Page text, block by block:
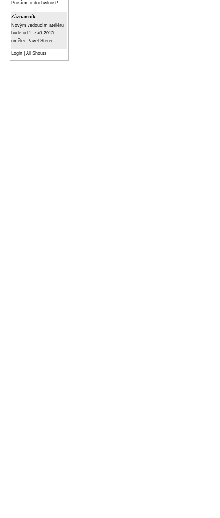
Prosíme o dochvilnost!
Záznamník:
Novým vedoucím ateliéru
bude od 1. září 2015
umělec Pavel Sterec.
Login All Shouts